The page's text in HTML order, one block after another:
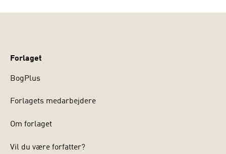
Forlaget
BogPlus
Forlagets medarbejdere
Om forlaget
Vil du være forfatter?